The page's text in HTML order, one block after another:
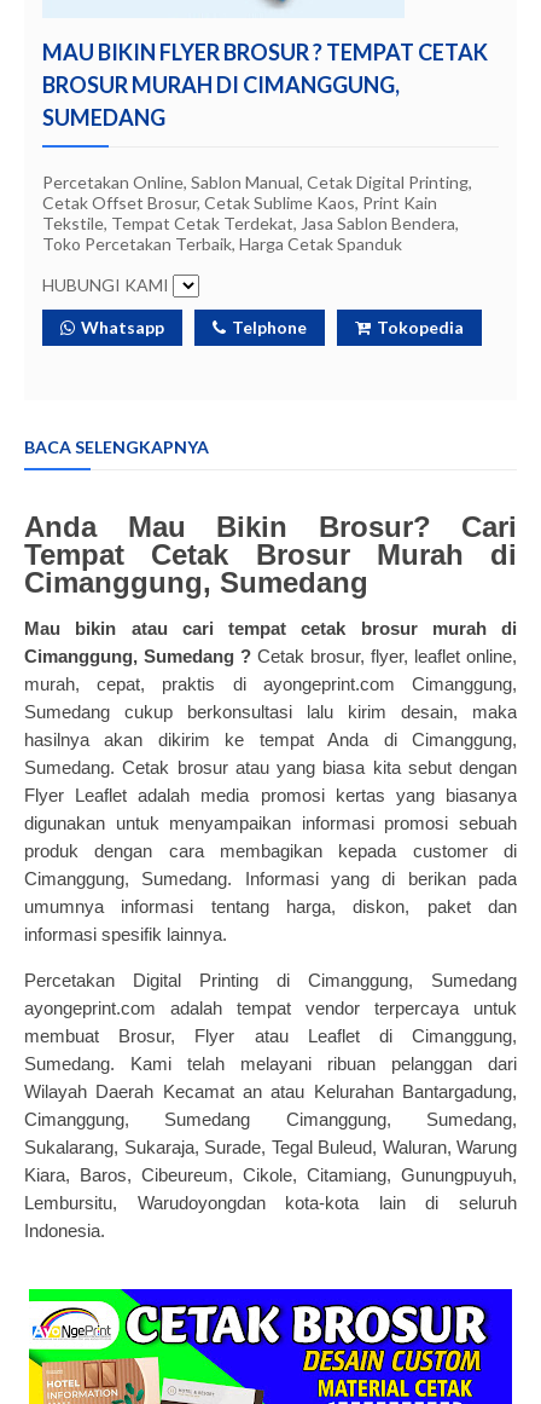
MAU BIKIN FLYER BROSUR ? TEMPAT CETAK
BROSUR MURAH DI CIMANGGUNG,
SUMEDANG
Percetakan Online, Sablon Manual, Cetak Digital Printing,
Cetak Offset Brosur, Cetak Sublime Kaos, Print Kain
Tekstile, Tempat Cetak Terdekat, Jasa Sablon Bendera,
Toko Percetakan Terbaik, Harga Cetak Spanduk
HUBUNGI KAMI
Whatsapp Telphone Tokopedia
BACA SELENGKAPNYA
Anda Mau Bikin Brosur? Cari
Tempat Cetak Brosur Murah di
Cimanggung, Sumedang
Mau bikin atau cari tempatcetak brosur murahdi
Cimanggung, Sumedang ? Cetak brosur, flyer, leaflet online,
murah, cepat, praktis di ayongeprint.com Cimanggung,
Sumedang cukup berkonsultasi lalu kirim desain, maka
hasilnya akan dikirim ke tempat Anda di Cimanggung,
Sumedang. Cetak brosur atau yang biasa kita sebut dengan
Flyer Leaflet adalah media promosi kertas yang biasanya
digunakan untuk menyampaikan informasi promosi sebuah
produk dengan cara membagikan kepada customer di
Cimanggung, Sumedang. Informasi yang di berikan pada
umumnya informasi tentang harga, diskon, paket dan
informasi spesifik lainnya.
Percetakan Digital Printing di Cimanggung, Sumedang
ayongeprint.com adalah tempat vendor terpercaya untuk
membuat Brosur, Flyer atau Leaflet di Cimanggung,
Sumedang. Kami telah melayani ribuan pelanggan dari
Wilayah Daerah Kecamat an atau Kelurahan Bantargadung,
Cimanggung, Sumedang Cimanggung, Sumedang,
Sukalarang, Sukaraja, Surade, Tegal Buleud, Waluran, Warung
Kiara, Baros, Cibeureum, Cikole, Citamiang, Gunungpuyuh,
Lembursitu, Warudoyongdan kota-kota lain di seluruh
Indonesia.